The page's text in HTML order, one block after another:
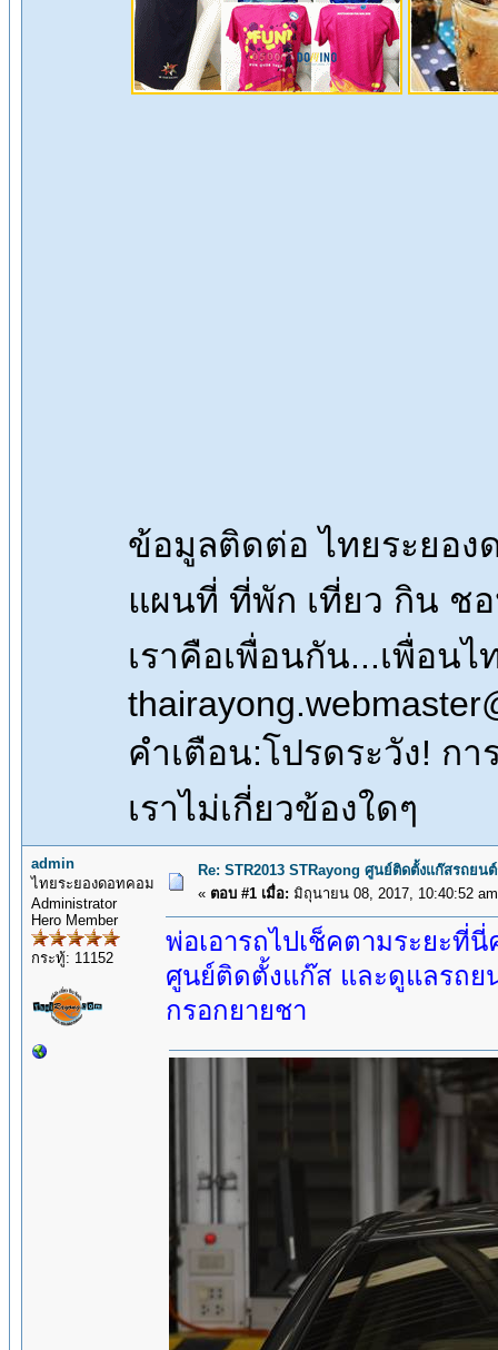
ข้อมูลติดต่อ ไทยระยอง
แผนที่ ที่พัก เที่ยว กิน ช
เราคือเพื่อนกัน...เพื่อน
คำเตือน:โปรดระวัง! ก
เราไม่เกี่ยวข้องใดๆ
admin
ไทยระยองดอทคอม
Administrator
Hero Member
กระทู้: 11152
Re: STR2013 STRayong ศูนย์ติดตั้งแก๊สรถยน
« ตอบ #1 เมื่อ: มิถุนายน 08, 2017, 10:40:52
พ่อเอารถไปเช็คตามระยะ
ศูนย์ติดตั้งแก๊ส และดูแลรถยน
กรอกยายชา